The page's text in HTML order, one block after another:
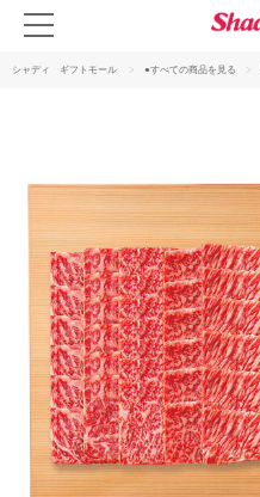
シャディ ギフトモール ●すべての商品を見る